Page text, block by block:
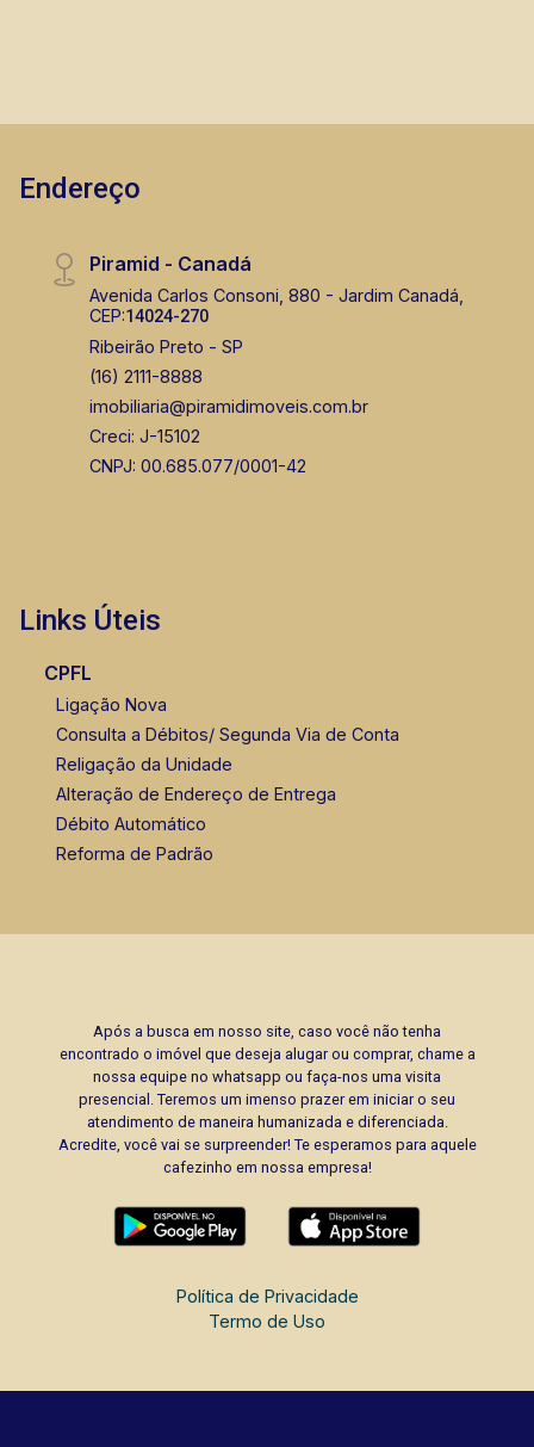
Endereço
Piramid - Canadá
Avenida Carlos Consoni, 880 - Jardim Canadá,
CEP:14024-270
Ribeirão Preto - SP
(16) 2111-8888
imobiliaria@piramidimoveis.com.br
Creci: J-15102
CNPJ: 00.685.077/0001-42
Links Úteis
CPFL
Ligação Nova
Consulta a Débitos/ Segunda Via de Conta
Religação da Unidade
Alteração de Endereço de Entrega
Débito Automático
Reforma de Padrão
Após a busca em nosso site, caso você não tenha
encontrado o imóvel que deseja alugar ou comprar, chame a
nossa equipe no whatsapp ou faça-nos uma visita
presencial. Teremos um imenso prazer em iniciar o seu
atendimento de maneira humanizada e diferenciada.
Acredite, você vai se surpreender! Te esperamos para aquele
cafezinho em nossa empresa!
Política de Privacidade
Termo de Uso